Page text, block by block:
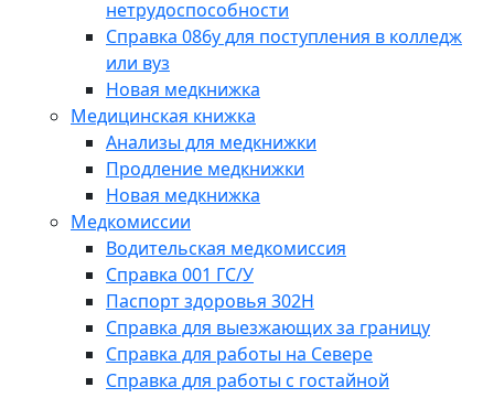
нетрудоспособности
Справка 086у для поступления в колледж
или вуз
Новая медкнижка
Медицинская книжка
Анализы для медкнижки
Продление медкнижки
Новая медкнижка
Медкомиссии
Водительская медкомиссия
Справка 001 ГС/У
Паспорт здоровья 302Н
Справка для выезжающих за границу
Справка для работы на Севере
Справка для работы с гостайной